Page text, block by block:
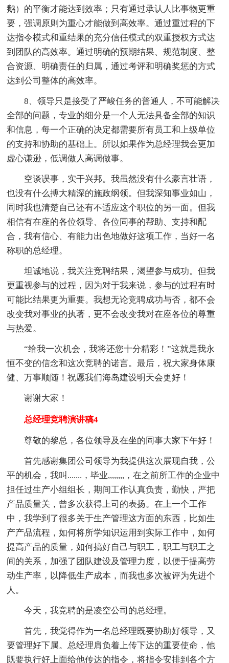
鹅）的平衡才能达到效率；只有通过承认人比事物更重
要，强调原则为重心才能做到高效率。通过重过程的下
达指令模式和重结果的充分信任模式的双重授权方式达
到团队的高效率。通过明确的预期结果、规范制度、整
合资源、明确责任的归属，通过考评和明确奖惩的方式
达到公司整体的高效率。
8、领导只是接受了严峻任务的普通人，不可能解决
全部的问题，专业的细分是一个人无法具备全部的知识
和信息，每一个正确的决定都需要所有员工和上级单位
的支持和协助的基础上。所以如果作为总经理我会更加
虚心谦逊，低调做人高调做事。
空谈误事，实干兴邦。我虽然没有什么豪言壮语，
也没有什么搏大精深的施政纲领。但我深知事业如山，
同时我也清楚自己还有不适应这个职位的另一面。但我
相信有在座的各位领导、各位同事的帮助、支持和配
合，我有信心、有能力出色地做好这项工作，当好一名
称职的总经理。
坦诚地说，我关注竞聘结果，渴望参与成功。但我
更重视参与的过程，因为对于我来说，参与的过程有时
可能比结果更为重要。我想无论竞聘成功与否，都不会
改变我对事业的执著，更不会改变我对在座各位的尊重
与热爱。
“给我一次机会，我将还您十分精彩！”这就是我永
恒不变的信念和这次竞聘的诺言。最后，祝大家身体康
健、万事顺随！祝愿我们海岛建设明天会更好！
谢谢大家！
总经理竞聘演讲稿4
尊敬的黎总，各位领导及在坐的同事大家下午好！
首先感谢集团公司领导为我提供这次展现自我，公
平的机会，我叫.......，毕业,,,,,,,,，在之前所工作的企业中
担任过生产小组组长，期间工作认真负责，勤快，严把
产品质量关，曾多次获得上司的表扬。在上一个工作
中，我学到了很多关于生产管理这方面的东西，比如生
产产品流程，如何将所学知识运用到实际工作中，如何
提高产品的质量，如何搞好自己与职工，职工与职工之
间的关系，加强了团队建设及管理力度，以便于提高劳
动生产率，以降低生产成本，而我也多次被评为先进个
人。
今天，我竞聘的是凌空公司的总经理。
首先，我觉得作为一名总经理既要协助好领导，又
要管理好下属。总经理肩负着上传下达的重要使命，他
既要执行好上面给他传达的指令，将指令安排到各个方